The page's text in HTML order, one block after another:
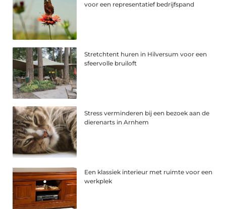
voor een representatief bedrijfspand
Stretchtent huren in Hilversum voor een
sfeervolle bruiloft
Stress verminderen bij een bezoek aan de
dierenarts in Arnhem
Een klassiek interieur met ruimte voor een
werkplek